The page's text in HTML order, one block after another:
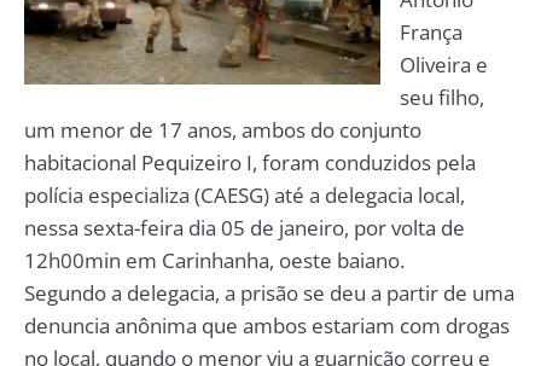
França
Oliveira e
seu filho,
um menor de 17 anos, ambos do conjunto
habitacional Pequizeiro I, foram conduzidos pela
polícia especializa (CAESG) até a delegacia local,
nessa sexta-feira dia 05 de janeiro, por volta de
12h00min em Carinhanha, oeste baiano.
Segundo a delegacia, a prisão se deu a partir de uma
denuncia anônima que ambos estariam com drogas
no local, quando o menor viu a guarnição correu e